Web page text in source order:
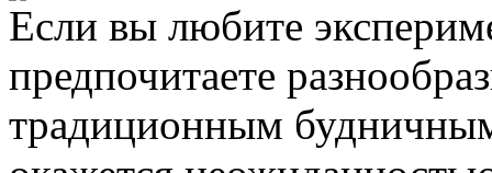
Если вы любите
предпочитаете
традиционным